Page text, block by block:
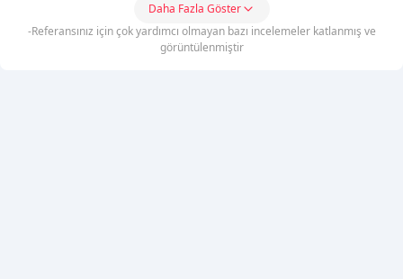
Daha Fazla Göster
-Referansınız için çok yardımcı olmayan bazı incelemeler katlanmış ve
görüntülenmiştir